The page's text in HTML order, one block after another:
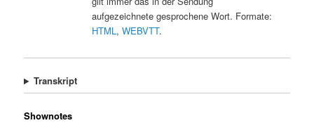
aufgezeichnete gesprochene Wort. Formate:
HTML, WEBVTT.
Transkript
Shownotes